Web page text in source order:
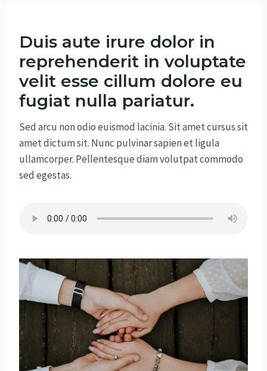
Duis aute irure dolor in
reprehenderit in voluptate
velit esse cillum dolore eu
fugiat nulla pariatur.
Sed arcu non odio euismod lacinia. Sit amet cursus sit
amet dictum sit. Nunc pulvinar sapien et ligula
ullamcorper. Pellentesque diam volutpat commodo
sed egestas.